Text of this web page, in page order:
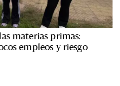
materias primas:
empleos y riesgo